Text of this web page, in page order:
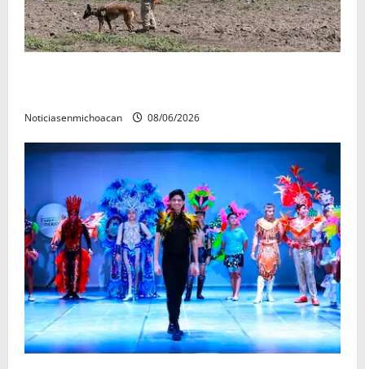
Noticiasenmichoacan 08/06/2026